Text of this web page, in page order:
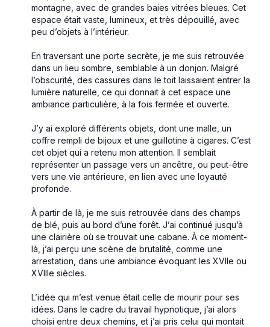
montagne, avec de grandes baies vitrées bleues. Cet
espace était vaste, lumineux, et très dépouillé, avec
peu d’objets à l’intérieur.
En traversant une porte secrète, je me suis retrouvée
dans un lieu sombre, semblable à un donjon. Malgré
l’obscurité, des cassures dans le toit laissaient entrer la
lumière naturelle, ce qui donnait à cet espace une
ambiance particulière, à la fois fermée et ouverte.
J’y ai exploré différents objets, dont une malle, un
coffre rempli de bijoux et une guillotine à cigares. C’est
cet objet qui a retenu mon attention. Il semblait
représenter un passage vers un ancêtre, ou peut-être
vers une vie antérieure, en lien avec une loyauté
profonde.
À partir de là, je me suis retrouvée dans des champs
de blé, puis au bord d’une forêt. J’ai continué jusqu’à
une clairière où se trouvait une cabane. À ce moment-
là, j’ai perçu une scène de brutalité, comme une
arrestation, dans une ambiance évoquant les XVIIe ou
XVIIIe siècles.
L’idée qui m’est venue était celle de mourir pour ses
idées. Dans le cadre du travail hypnotique, j’ai alors
choisi entre deux chemins, et j’ai pris celui qui montait